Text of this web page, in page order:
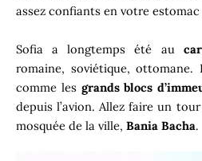
assez confiants en votre estomac
Sofia a longtemps été au
romaine, soviétique, ottomane.
comme les grands blocs
depuis l’avion. Allez faire un
mosquée de la ville, Bania Bacha.